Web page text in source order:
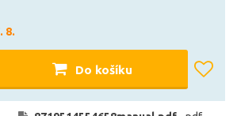
8.
Do košíku